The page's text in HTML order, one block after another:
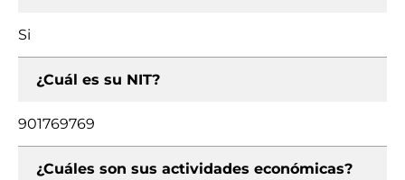
Si
¿Cuál es su NIT?
901769769
¿Cuáles son sus actividades económicas?